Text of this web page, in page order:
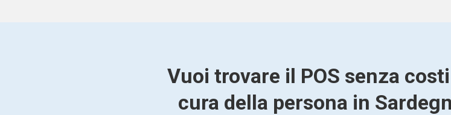
Vuoi trovare il POS senza
cura della persona in